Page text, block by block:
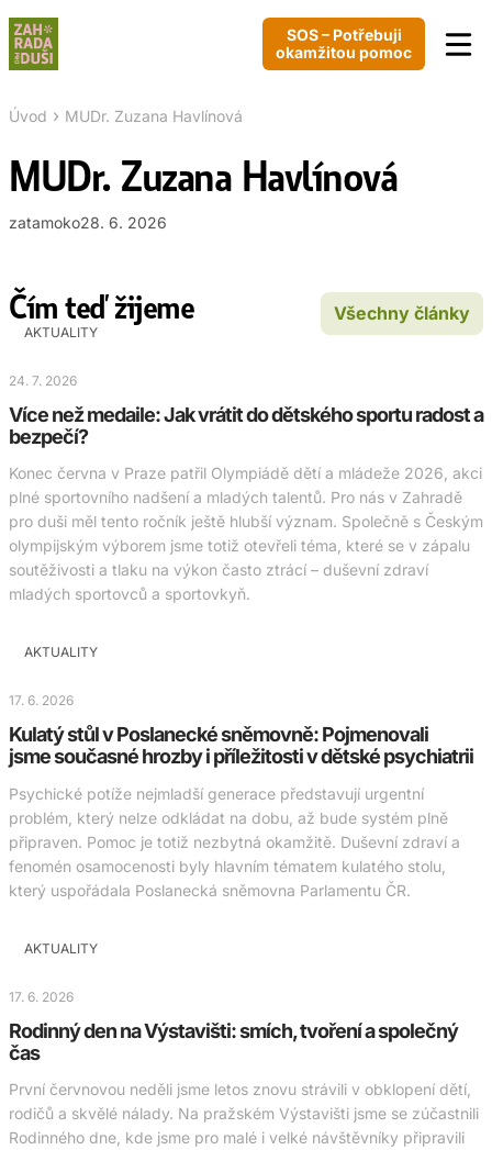
SOS – Potřebuji
okamžitou pomoc
Úvod › MUDr. Zuzana Havlínová
MUDr. Zuzana Havlínová
zatamoko28. 6. 2026
Čím teď žijeme Všechny články
AKTUALITY
24. 7. 2026
Více než medaile: Jak vrátit do dětského sportu radost a
bezpečí?
Konec června v Praze patřil Olympiádě dětí a mládeže 2026, akci
plné sportovního nadšení a mladých talentů. Pro nás v Zahradě
pro duši měl tento ročník ještě hlubší význam. Společně s Českým
olympijským výborem jsme totiž otevřeli téma, které se v zápalu
soutěživosti a tlaku na výkon často ztrácí – duševní zdraví
mladých sportovců a sportovkyň.
AKTUALITY
17. 6. 2026
Kulatý stůl v Poslanecké sněmovně: Pojmenovali
jsme současné hrozby i příležitosti v dětské psychiatrii
Psychické potíže nejmladší generace představují urgentní
problém, který nelze odkládat na dobu, až bude systém plně
připraven. Pomoc je totiž nezbytná okamžitě. Duševní zdraví a
fenomén osamocenosti byly hlavním tématem kulatého stolu,
který uspořádala Poslanecká sněmovna Parlamentu ČR.
AKTUALITY
17. 6. 2026
Rodinný den na Výstavišti: smích, tvoření a společný
čas
První červnovou neděli jsme letos znovu strávili v obklopení dětí,
rodičů a skvělé nálady. Na pražském Výstavišti jsme se zúčastnili
Rodinného dne, kde jsme pro malé i velké návštěvníky připravili